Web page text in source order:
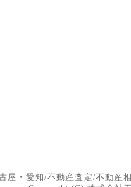
屋・愛知/不動産査定/不動産